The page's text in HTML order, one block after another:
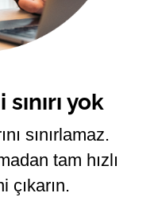
yok
sınırlamaz.
tam hızlı
çıkarın.